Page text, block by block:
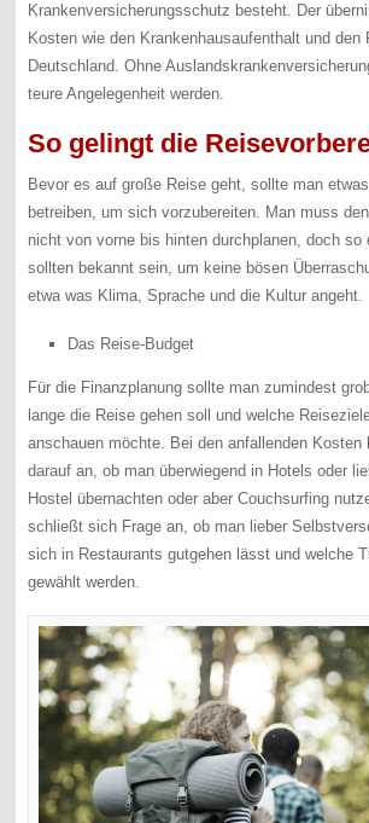
Krankenversicherungsschutz besteht. Der
Kosten wie den Krankenhausaufenthalt und den
Deutschland. Ohne
teure Angelegenheit werden.
So gelingt die
Bevor es auf große Reise geht, sollte man
betreiben, um sich vorzubereiten. Man muss
nicht von vorne bis hinten durchplanen, doch so
sollten bekannt sein, um keine bösen
etwa was Klima, Sprache und die Kultur angeht.
Das Reise-Budget
Für die Finanzplanung sollte man zumindest
lange die Reise gehen soll und welche
anschauen möchte. Bei den anfallenden Kosten
darauf an, ob man überwiegend in Hotels oder
Hostel übernachten oder aber Couchsurfing
schließt sich Frage an, ob man lieber
sich in Restaurants gutgehen lässt und welche
gewählt werden.